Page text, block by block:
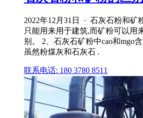
2022年12月31日 · 石灰石粉和矿
只能用来用于建筑,而矿粉可以用
别。 2、石灰石矿粉中cao和mgo
虽然粉煤灰和石灰石 .
联系电话: 180 3780 8511